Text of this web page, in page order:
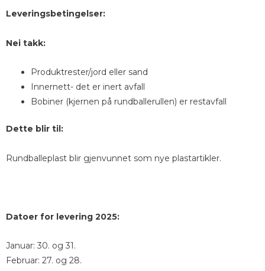
Leveringsbetingelser:
Nei takk:
Produktrester/jord eller sand
Innernett- det er inert avfall
Bobiner (kjernen på rundballerullen) er restavfall
Dette blir til:
Rundballeplast blir gjenvunnet som nye plastartikler.
Datoer for levering 2025:
Januar: 30. og 31.
Februar: 27. og 28.